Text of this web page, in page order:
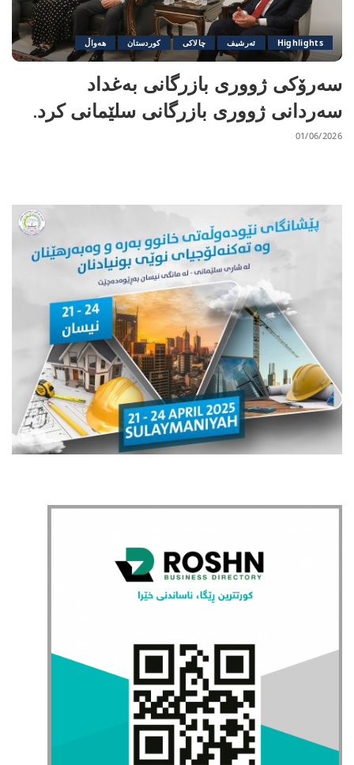
Highlights ئەرشیف چالاکی کوردستان هەواڵ
سەرۆکی ژووری بازرگانی بەغداد
سەردانی ژووری بازرگانی سلێمانی کرد.
01/06/2026